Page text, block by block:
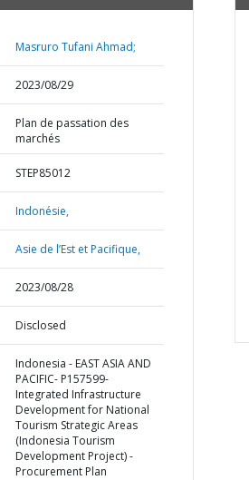
Masruro Tufani Ahmad;
2023/08/29
Plan de passation des
marchés
STEP85012
Indonésie,
Asie de l’Est et Pacifique,
2023/08/28
Disclosed
Indonesia - EAST ASIA AND
PACIFIC- P157599-
Integrated Infrastructure
Development for National
Tourism Strategic Areas
(Indonesia Tourism
Development Project) -
Procurement Plan